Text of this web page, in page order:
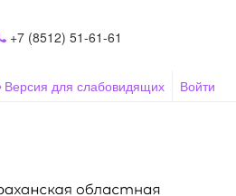
+7 (8512) 51-61-61
Версия для слабовидящих Войти